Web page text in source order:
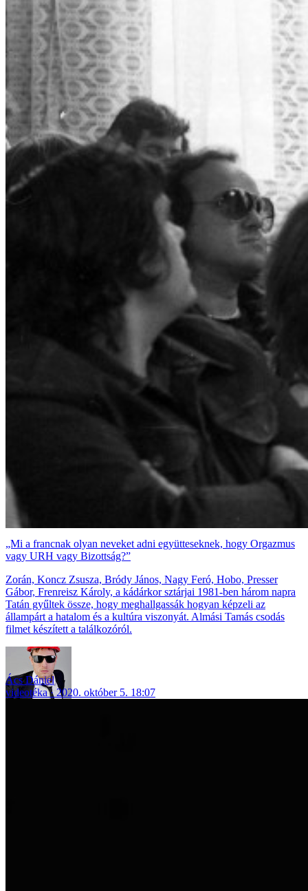
„Mi a francnak olyan neveket adni együtteseknek, hogy Orgazmus
vagy URH vagy Bizottság?”
Zorán, Koncz Zsusza, Bródy János, Nagy Feró, Hobo, Presser
Gábor, Frenreisz Károly, a kádárkor sztárjai 1981-ben három napra
Tatán gyűltek össze, hogy meghallgassák hogyan képzeli az
állampárt a hatalom és a kultúra viszonyát. Almási Tamás csodás
filmet készített a találkozóról.
Ács Dániel
videotéka
2020. október 5. 18:07